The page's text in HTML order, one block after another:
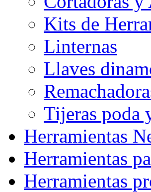
Kits de
Linternas
Llaves
Tijeras poda
Herramientas
Herramientas
Herramientas